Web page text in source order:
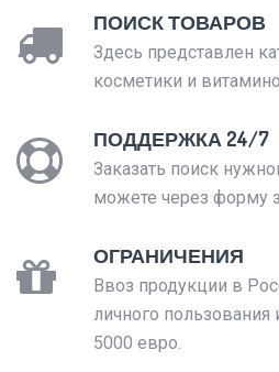
ПОИСК ТОВАРОВ
Здесь представлен
косметики и
ПОДДЕРЖКА 24/7
Заказать поиск
можете через форму
ОГРАНИЧЕНИЯ
Ввоз продукции в
личного
5000 евро.